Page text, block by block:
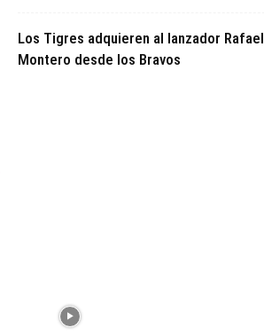
Los Tigres adquieren al lanzador Rafael
Montero desde los Bravos